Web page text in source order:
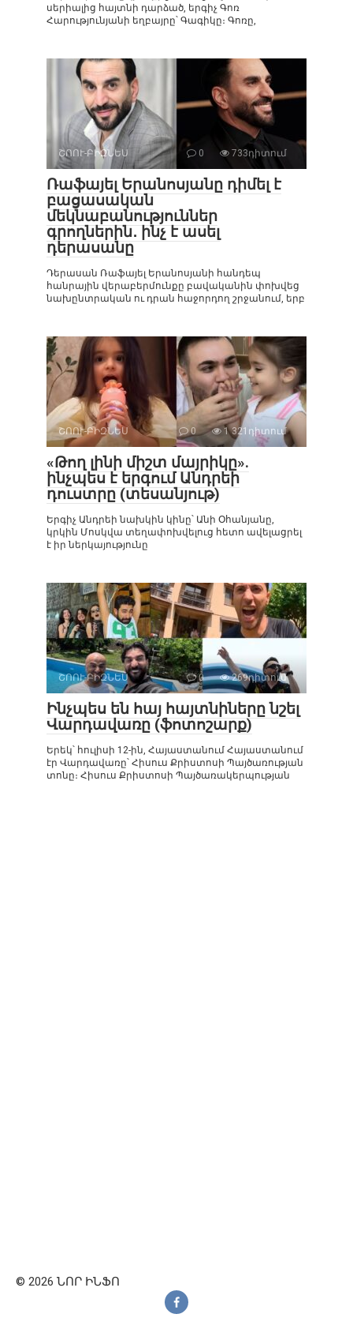
սերիալից հայտնի դարձած, երգիչ Գոռ
Հարությունյանի եղբայրը՝ Գագիկը։ Գոռը,
ՇՈՈՒ-ԲԻԶՆԵՍ 0 733դիտում
Ռաֆայել Երանոսյանը դիմել է
բացասական
մեկնաբանություններ
գրողներին․ ինչ է ասել
դերասանը
Դերասան Ռաֆայել Երանոսյանի հանդեպ
հանրային վերաբերմունքը բավականին փոխվեց
նախընտրական ու դրան հաջորդող շրջանում, երբ
ՇՈՈՒ-ԲԻԶՆԵՍ 0 1 321դիտում
«Թող լինի միշտ մայրիկը».
ինչպես է երգում Անդրեի
դուստրը (տեսանյութ)
Երգիչ Անդրեի նախկին կինը՝ Անի Օհանյանը,
կրկին Մոսկվա տեղափոխվելուց հետո ավելացրել
է իր ներկայությունը
ՇՈՈՒ-ԲԻԶՆԵՍ 0 269դիտում
Ինչպես են հայ հայտնիները նշել
Վարդավառը (ֆոտոշարք)
Երեկ՝ հուլիսի 12-ին, Հայաստանում Հայաստանում
էր Վարդավառը՝ Հիսուս Քրիստոսի Պայծառության
տոնը։ Հիսուս Քրիստոսի Պայծառակերպության
© 2026 ՆՈՐ ԻՆՖՈ